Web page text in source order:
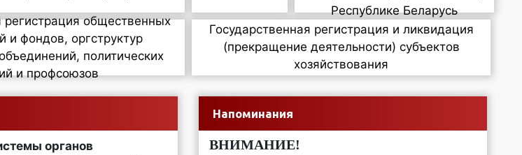
Республике Беларусь
регистрация общественных
и фондов, оргструктур
политических
и профсоюзов
Государственная регистрация и ликвидация
(прекращение деятельности) субъектов
хозяйствования
органов
Напоминания
ВНИМАНИЕ!